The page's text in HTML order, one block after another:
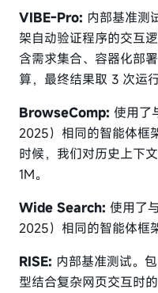
VIBE-Pro: 内部基准测
架自动验证程序的交互
含需求集合、容器化部
算，最终结果取 3 次运
BrowseComp: 使用了
2025）相同的智能体框
时候，我们对历史上下
1M。
Wide Search: 使用了
2025）相同的智能体框
RISE: 内部基准测试。
型结合复杂网页交互时